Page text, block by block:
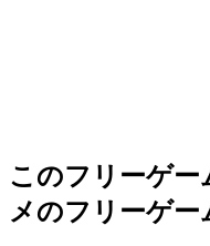
このフリーゲー
メのフリーゲー